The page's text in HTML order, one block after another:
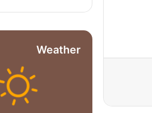
Weather